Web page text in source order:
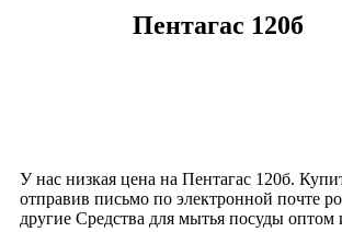
Пентагас 120б
У нас низкая цена на Пентагас 120б.
отправив письмо по электронной почте
другие Средства для мытья посуды